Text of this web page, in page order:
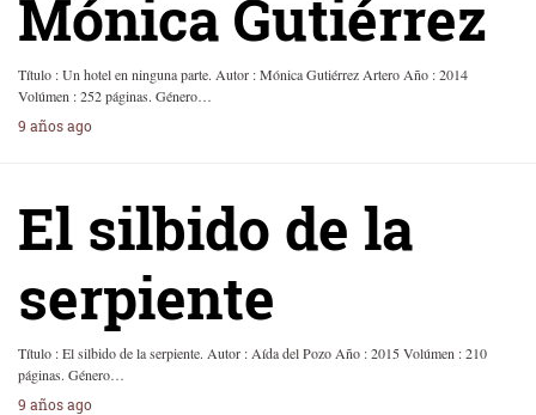
Mónica Gutiérrez
Título : Un hotel en ninguna parte. Autor : Mónica Gutiérrez Artero Año : 2014
Volúmen : 252 páginas. Género…
9 años ago
El silbido de la
serpiente
Título : El silbido de la serpiente. Autor : Aída del Pozo Año : 2015 Volúmen : 210
páginas. Género…
9 años ago